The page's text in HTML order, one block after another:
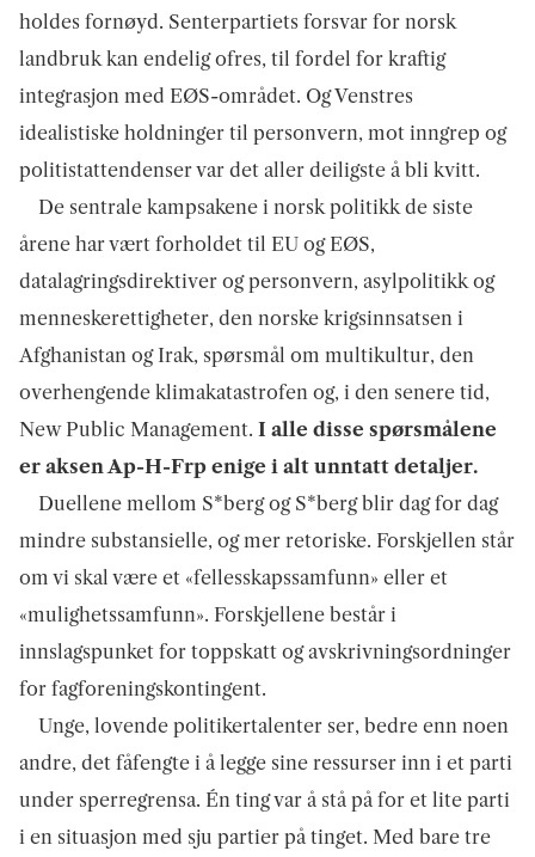
holdes fornøyd. Senterpartiets forsvar for norsk
landbruk kan endelig ofres, til fordel for kraftig
integrasjon med EØS-området. Og Venstres
idealistiske holdninger til personvern, mot inngrep og
politistattendenser var det aller deiligste å bli kvitt.
De sentrale kampsakene i norsk politikk de siste
årene har vært forholdet til EU og EØS,
datalagringsdirektiver og personvern, asylpolitikk og
menneskerettigheter, den norske krigsinnsatsen i
Afghanistan og Irak, spørsmål om multikultur, den
overhengende klimakatastrofen og, i den senere tid,
New Public Management. I alle disse spørsmålene
er aksen Ap-H-Frp enige i alt unntatt detaljer.
Duellene mellom S*berg og S*berg blir dag for dag
mindre substansielle, og mer retoriske. Forskjellen står
om vi skal være et «fellesskapssamfunn» eller et
«mulighetssamfunn». Forskjellene består i
innslagspunket for toppskatt og avskrivningsordninger
for fagforeningskontingent.
Unge, lovende politikertalenter ser, bedre enn noen
andre, det fåfengte i å legge sine ressurser inn i et parti
under sperregrensa. Én ting var å stå på for et lite parti
i en situasjon med sju partier på tinget. Med bare tre